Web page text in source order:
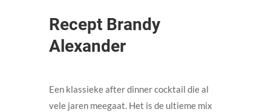
Recept Brandy
Alexander
Een klassieke after dinner cocktail die al
vele jaren meegaat. Het is de ultieme mix